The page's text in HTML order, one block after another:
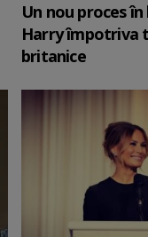
Un nou proces
Harry împotriva
britanice